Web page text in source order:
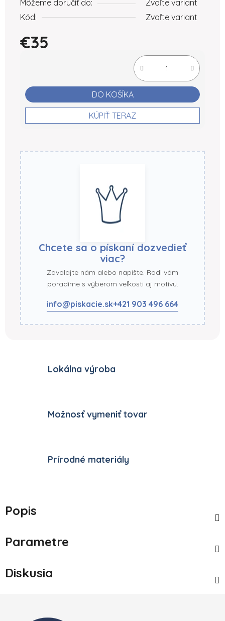
Môžeme doručiť do:
Zvoľte variant
Kód:
Zvoľte variant
€35
DO KOŠÍKA
KÚPIŤ TERAZ
Chcete sa o pískaní dozvedieť
viac?
Zavolajte nám alebo napíšte. Radi vám
poradíme s výberom veľkosti aj motívu.
info@piskacie.sk+421 903 496 664
Lokálna výroba
Možnosť vymeniť tovar
Prírodné materiály
Popis
Parametre
Diskusia